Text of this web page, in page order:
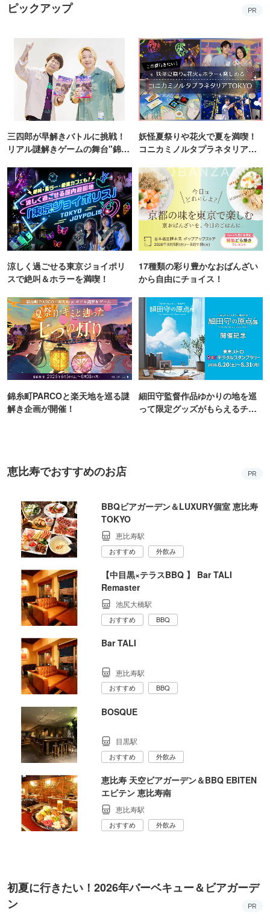
ピックアップ PR
三四郎が早解きバトルに挑戦！
リアル謎解きゲームの舞台"錦糸
妖怪夏祭りや花火で夏を満喫！
コニカミノルタプラネタリア
涼しく過ごせる東京ジョイポリ
スで絶叫＆ホラーを満喫！
17種類の彩り豊かなおばんざい
から自由にチョイス！
錦糸町PARCOと楽天地を巡る謎
解き企画が開催！
細田守監督作品ゆかりの地を巡
って限定グッズがもらえるチャ
恵比寿でおすすめのお店 PR
BBQビアガーデン＆LUXURY個室 恵比寿
TOKYO
恵比寿駅
おすすめ 外飲み
【中目黒×テラスBBQ 】 Bar TALI
Remaster
池尻大橋駅
おすすめ BBQ
Bar TALI
恵比寿駅
おすすめ BBQ
BOSQUE
目黒駅
おすすめ 外飲み
恵比寿 天空ビアガーデン＆BBQ EBITEN
エビテン 恵比寿南
恵比寿駅
おすすめ 外飲み
初夏に行きたい！2026年バーベキュー＆ビアガーデ
ン
PR